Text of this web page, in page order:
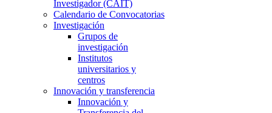
Investigador (CAIT)
Calendario de Convocatorias
Investigación
Grupos de
investigación
Institutos
universitarios y
centros
Innovación y transferencia
Innovación y